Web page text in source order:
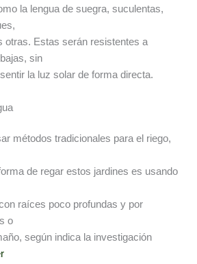
la lengua de suegra, suculentas,
otras. Estas serán resistentes a
sin
la luz solar de forma directa.
métodos tradicionales para el riego,
de regar estos jardines es usando
raíces poco profundas y por
o
según indica la investigación